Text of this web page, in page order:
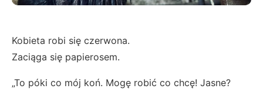
Kobieta robi się czerwona.
Zaciąga się papierosem.
„To póki co mój koń. Mogę robić co chcę! Jasne?